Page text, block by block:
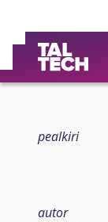
pealkiri
autor